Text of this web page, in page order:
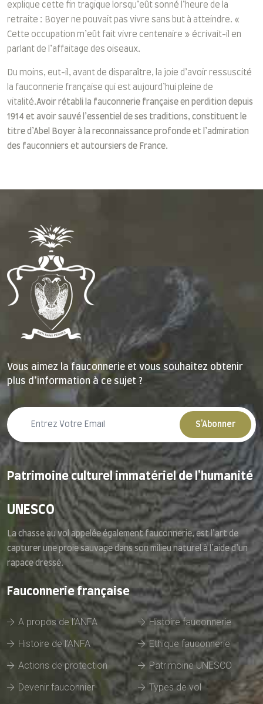
explique cette fin tragique lorsqu’eût sonné l’heure de la
retraite : Boyer ne pouvait pas vivre sans but à atteindre. «
Cette occupation m’eût fait vivre centenaire » écrivait-il en
parlant de l’affaitage des oiseaux.
Du moins, eut-il, avant de disparaître, la joie d’avoir ressuscité
la fauconnerie française qui est aujourd’hui pleine de
vitalité.Avoir rétabli la fauconnerie française en perdition depuis
1914 et avoir sauvé l’essentiel de ses traditions, constituent le
titre d’Abel Boyer à la reconnaissance profonde et l’admiration
des fauconniers et autoursiers de France.
Vous aimez la fauconnerie et vous souhaitez obtenir
plus d’information à ce sujet ?
S'Abonner
Patrimoine culturel immatériel de l'humanité
UNESCO
La chasse au vol appelée également fauconnerie, est l’art de
capturer une proie sauvage dans son milieu naturel à l’aide d’un
rapace dressé.
Fauconnerie française
A propos de l’ANFA
Histoire fauconnerie
Histoire de l’ANFA
Ethique fauconnerie
Actions de protection
Patrimoine UNESCO
Devenir fauconnier
Types de vol